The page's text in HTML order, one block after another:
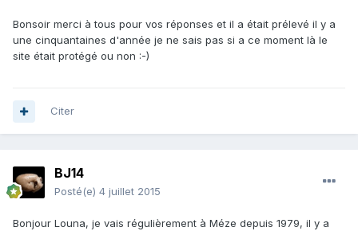
Bonsoir merci à tous pour vos réponses et il a était prélevé il y a
une cinquantaines d'année je ne sais pas si a ce moment là le
site était protégé ou non :-)
Citer
BJ14
Posté(e) 4 juillet 2015
Bonjour Louna, je vais régulièrement à Méze depuis 1979, il y a